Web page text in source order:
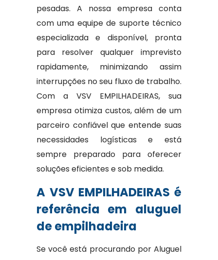
pesadas. A nossa empresa conta
com uma equipe de suporte técnico
especializada e disponível, pronta
para resolver qualquer imprevisto
rapidamente, minimizando assim
interrupções no seu fluxo de trabalho.
Com a VSV EMPILHADEIRAS, sua
empresa otimiza custos, além de um
parceiro confiável que entende suas
necessidades logísticas e está
sempre preparado para oferecer
soluções eficientes e sob medida.
A VSV EMPILHADEIRAS é
referência em aluguel
de empilhadeira
Se você está procurando por Aluguel